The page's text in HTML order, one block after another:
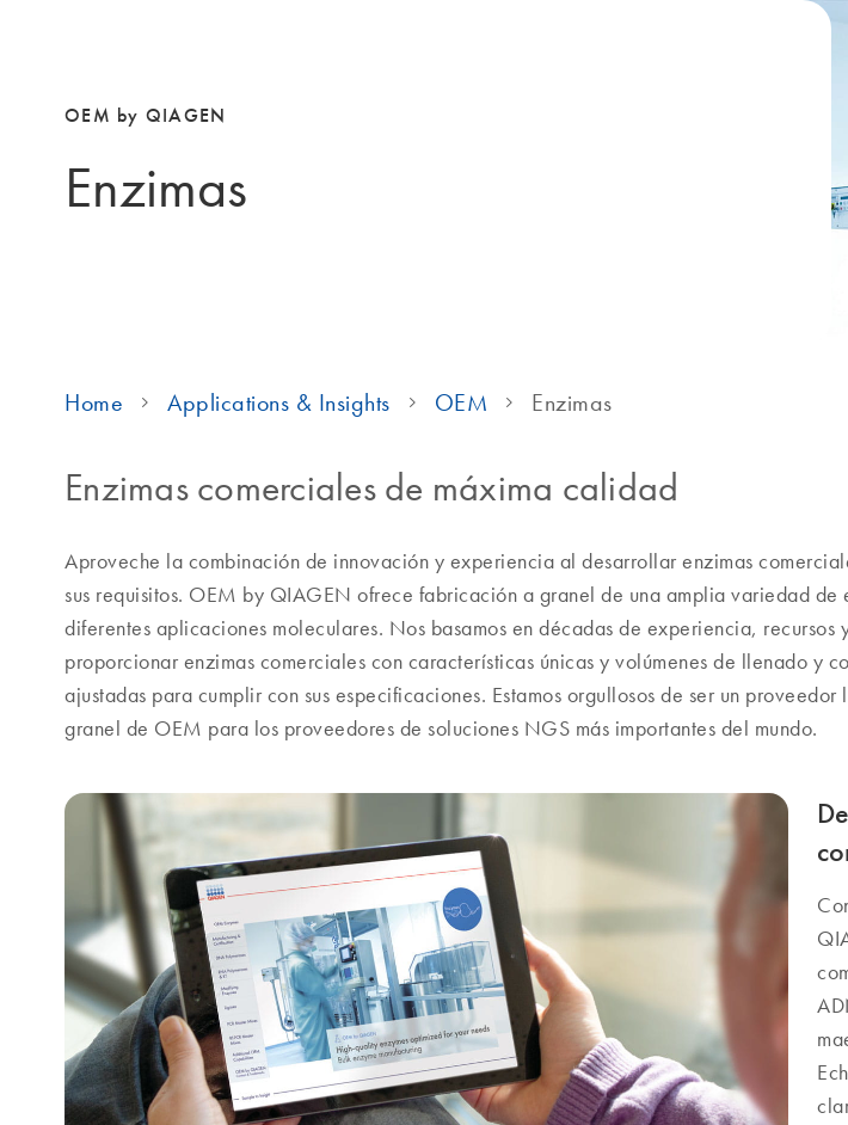
OEM by QIAGEN
Enzimas
Home Applications & Insights OEM Enzimas
Enzimas comerciales de máxima calidad
Aproveche la combinación de innovación y experiencia al desarrollar enzimas
sus requisitos. OEM by QIAGEN ofrece fabricación a granel de una amplia variedad de
diferentes aplicaciones moleculares. Nos basamos en décadas de experiencia, recursos
proporcionar enzimas comerciales con características únicas y volúmenes de llenado y
ajustadas para cumplir con sus especificaciones. Estamos orgullosos de ser un
granel de OEM para los proveedores de soluciones NGS más importantes del mundo.